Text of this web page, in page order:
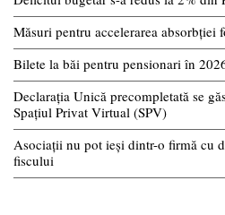
Măsuri pentru accelerarea absorbției
Bilete la băi pentru pensionari în
Declarația Unică precompletată se
Spațiul Privat Virtual (SPV)
Asociații nu pot ieși dintr-o firmă cu
fiscului